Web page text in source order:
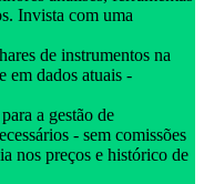
Invista com uma
de instrumentos na
em dados atuais -
a gestão de
- sem comissões
nos preços e histórico de